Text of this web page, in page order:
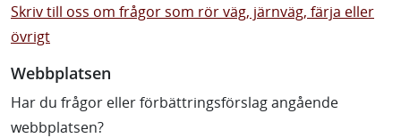
Skriv till oss om frågor som rör väg, järnväg, färja eller
övrigt
Webbplatsen
Har du frågor eller förbättringsförslag angående
webbplatsen?